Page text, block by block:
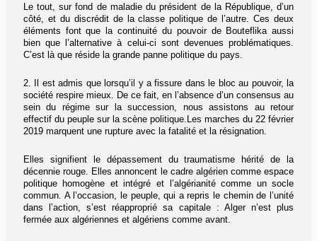
Le tout, sur fond de maladie du président de la République, d’un
côté, et du discrédit de la classe politique de l’autre. Ces deux
éléments font que la continuité du pouvoir de Bouteflika aussi
bien que l’alternative à celui-ci sont devenues problématiques.
C’est là que réside la grande panne politique du pays.
2. Il est admis que lorsqu’il y a fissure dans le bloc au pouvoir, la
société respire mieux. De ce fait, en l’absence d’un consensus au
sein du régime sur la succession, nous assistons au retour
effectif du peuple sur la scène politique. Les marches du 22 février
2019 marquent une rupture avec la fatalité et la résignation.
Elles signifient le dépassement du traumatisme hérité de la
décennie rouge. Elles annoncent le cadre algérien comme espace
politique homogène et intégré et l’algérianité comme un socle
commun. A l’occasion, le peuple, qui a repris le chemin de l’unité
dans l’action, s’est réapproprié sa capitale : Alger n’est plus
fermée aux algériennes et algériens comme avant.